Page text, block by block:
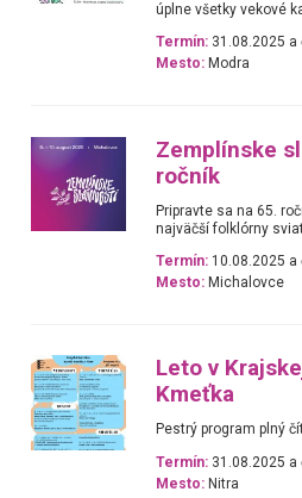
úplne všetky vekové
Termín: 31.08.2025 a
Mesto: Modra
Zemplínske
ročník
Pripravte sa na 65.
najväčší folklórny
Termín: 10.08.2025 a
Mesto: Michalovce
Leto v
Kmeťka
Pestrý program plný
Termín: 31.08.2025 a
Mesto: Nitra